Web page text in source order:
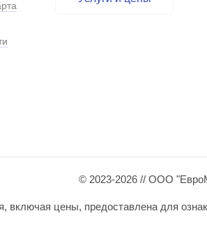
© 2023-2026 // ООО
включая цены, предоставлена для